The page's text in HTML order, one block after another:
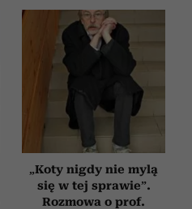
„Koty nigdy nie mylą
się w tej sprawie”.
Rozmowa o prof.